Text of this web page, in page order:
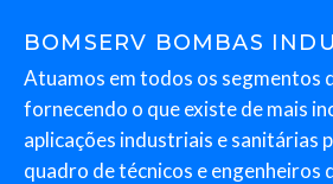
BOMSERV BOMBAS
Atuamos em todos os segmentos
fornecendo o que existe de mais
aplicações industriais e sanitárias
quadro de técnicos e engenheiros